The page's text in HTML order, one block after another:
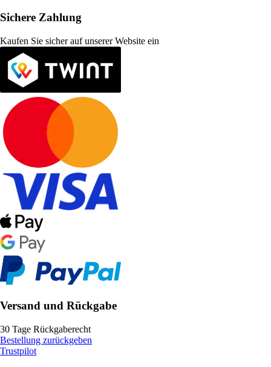
Sichere Zahlung
Kaufen Sie sicher auf unserer Website ein
Versand und Rückgabe
30 Tage Rückgaberecht
Bestellung zurückgeben
Trustpilot